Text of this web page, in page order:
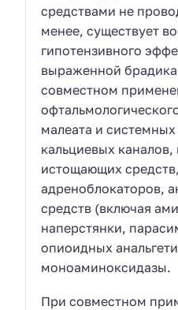
средствами не
менее, существует
гипотензивного
выраженной
совместном
малеата и
кальциевых
истощающих
адреноблокаторов,
средств (включая
наперстянки,
опиоидных
моноаминоксидазы.
При совместном